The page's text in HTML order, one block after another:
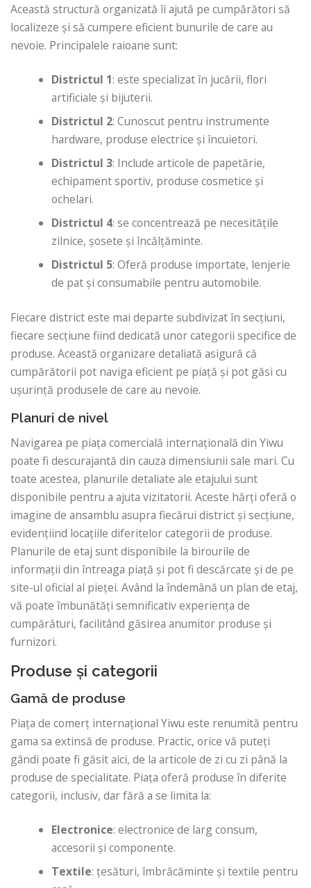
Această structură organizată îi ajută pe cumpărători să
localizeze și să cumpere eficient bunurile de care au
nevoie. Principalele raioane sunt:
Districtul 1: este specializat în jucării, flori
artificiale și bijuterii.
Districtul 2: Cunoscut pentru instrumente
hardware, produse electrice și încuietori.
Districtul 3: Include articole de papetărie,
echipament sportiv, produse cosmetice și
ochelari.
Districtul 4: se concentrează pe necesitățile
zilnice, șosete și încălțăminte.
Districtul 5: Oferă produse importate, lenjerie
de pat și consumabile pentru automobile.
Fiecare district este mai departe subdivizat în secțiuni,
fiecare secțiune fiind dedicată unor categorii specifice de
produse. Această organizare detaliată asigură că
cumpărătorii pot naviga eficient pe piață și pot găsi cu
ușurință produsele de care au nevoie.
Planuri de nivel
Navigarea pe piața comercială internațională din Yiwu
poate fi descurajantă din cauza dimensiunii sale mari. Cu
toate acestea, planurile detaliate ale etajului sunt
disponibile pentru a ajuta vizitatorii. Aceste hărți oferă o
imagine de ansamblu asupra fiecărui district și secțiune,
evidențiind locațiile diferitelor categorii de produse.
Planurile de etaj sunt disponibile la birourile de
informații din întreaga piață și pot fi descărcate și de pe
site-ul oficial al pieței. Având la îndemână un plan de etaj,
vă poate îmbunătăți semnificativ experiența de
cumpărături, facilitând găsirea anumitor produse și
furnizori.
Produse și categorii
Gamă de produse
Piața de comerț internațional Yiwu este renumită pentru
gama sa extinsă de produse. Practic, orice vă puteți
gândi poate fi găsit aici, de la articole de zi cu zi până la
produse de specialitate. Piața oferă produse în diferite
categorii, inclusiv, dar fără a se limita la:
Electronice: electronice de larg consum,
accesorii și componente.
Textile: țesături, îmbrăcăminte și textile pentru